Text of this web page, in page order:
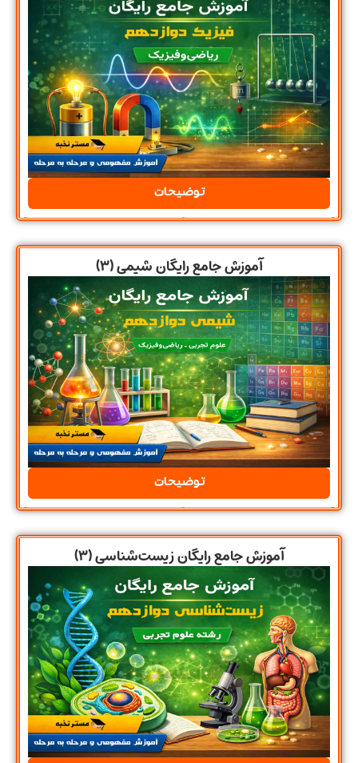
توضیحات
آموزش جامع رایگان شیمی (۳)
توضیحات
آموزش جامع رایگان زیست‌شناسی (۳)